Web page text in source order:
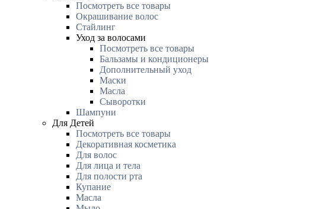
Посмотреть все товары
Окрашивание волос
Стайлинг
Уход за волосами
Посмотреть все товары
Бальзамы и кондиционеры
Дополнительный уход
Маски
Масла
Сыворотки
Шампуни
Для Детей
Посмотреть все товары
Декоративная косметика
Для волос
Для лица и тела
Для полости рта
Купание
Масла